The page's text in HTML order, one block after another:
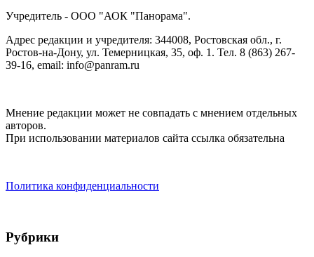
Учредитель - ООО "АОК "Панорама".
Адрес редакции и учредителя: 344008, Ростовская обл., г.
Ростов-на-Дону, ул. Темерницкая, 35, оф. 1. Тел. 8 (863) 267-
39-16, email: info@panram.ru
Мнение редакции может не совпадать с мнением отдельных
авторов.
При использовании материалов сайта ссылка обязательна
Политика конфиденциальности
Рубрики